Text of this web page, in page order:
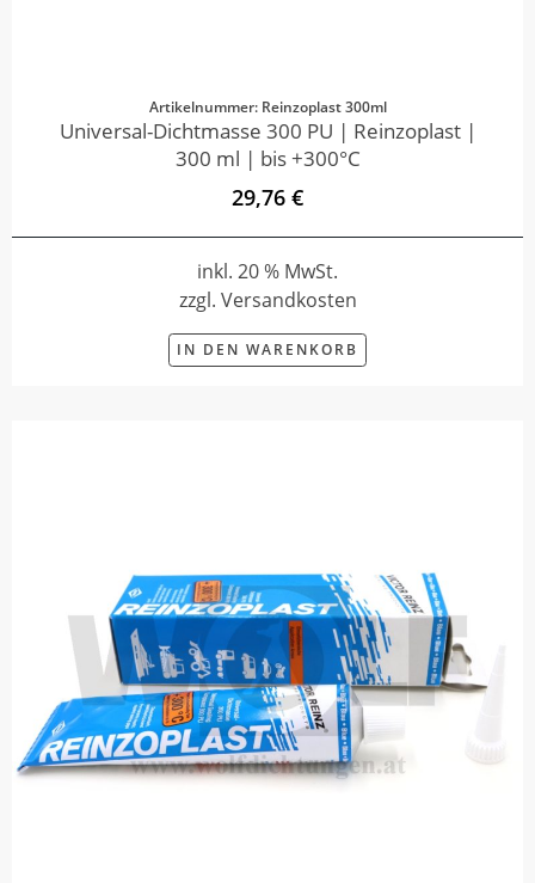
Artikelnummer: Reinzoplast 300ml
Universal-Dichtmasse 300 PU | Reinzoplast |
300 ml | bis +300°C
29,76 €
inkl. 20 % MwSt.
zzgl. Versandkosten
IN DEN WARENKORB